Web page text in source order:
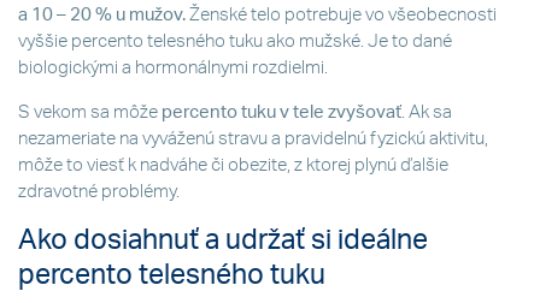
a 10 – 20 % u mužov. Ženské telo potrebuje vo všeobecnosti
vyššie percento telesného tuku ako mužské. Je to dané
biologickými a hormonálnymi rozdielmi.
S vekom sa môže percento tuku v tele zvyšovať. Ak sa
nezameriate na vyváženú stravu a pravidelnú fyzickú aktivitu,
môže to viesť k nadváhe či obezite, z ktorej plynú ďalšie
zdravotné problémy.
Ako dosiahnuť a udržať si ideálne
percento telesného tuku